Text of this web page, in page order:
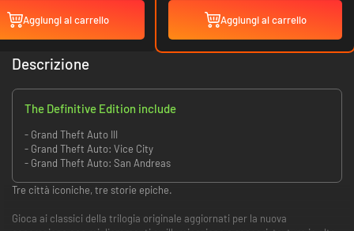
Aggiungi al carrello Aggiungi al carrello
Descrizione
The Definitive Edition include
- Grand Theft Auto III
- Grand Theft Auto: Vice City
- Grand Theft Auto: San Andreas
Tre città iconiche, tre storie epiche.
Gioca ai classici della trilogia originale aggiornati per la nuova